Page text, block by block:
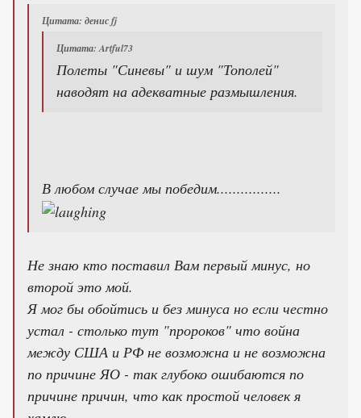
Цитата: денис fj
Цитата: Artful73
Полеты "Синевы" и шум "Тополей"
наводят на адекватные размышления.
В любом случае мы победим................
Не знаю кто поставил Вам первый минус, но
второй это мой.
Я мог бы обойтись и без минуса но если честно
устал - столько тут "пророков" что война
между США и РФ не возможна и не возможна
по причине ЯО - так глубоко ошибаются по
причине причин, что как простой человек я